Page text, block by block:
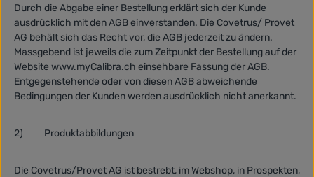
Durch die Abgabe einer Bestellung erklärt sich der Kunde
ausdrücklich mit den AGB einverstanden. Die Covetrus/ Provet
AG behält sich das Recht vor, die AGB jederzeit zu ändern.
Massgebend ist jeweils die zum Zeitpunkt der Bestellung auf der
Website www.myCalibra.ch einsehbare Fassung der AGB.
Entgegenstehende oder von diesen AGB abweichende
Bedingungen der Kunden werden ausdrücklich nicht anerkannt.
2) Produktabbildungen
Die Covetrus/Provet AG ist bestrebt, im Webshop, in Prospekten,